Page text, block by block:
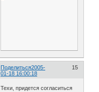
Поделиться 15
2005-
01-18 16:00:18
Техи, придется согласиться